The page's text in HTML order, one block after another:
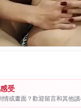
受
或畫面？歡迎留言和其他讀